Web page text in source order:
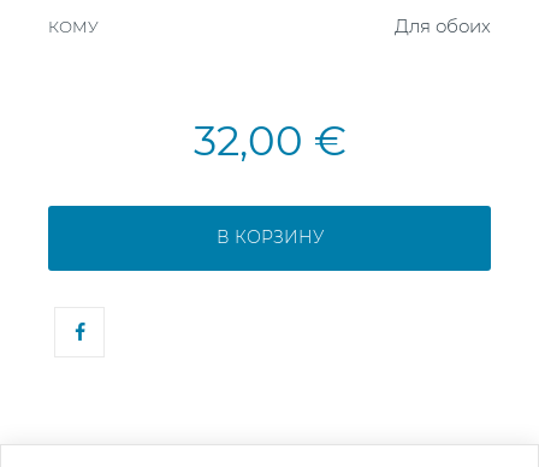
КОМУ Для обоих
32,00 €
В КОРЗИНУ